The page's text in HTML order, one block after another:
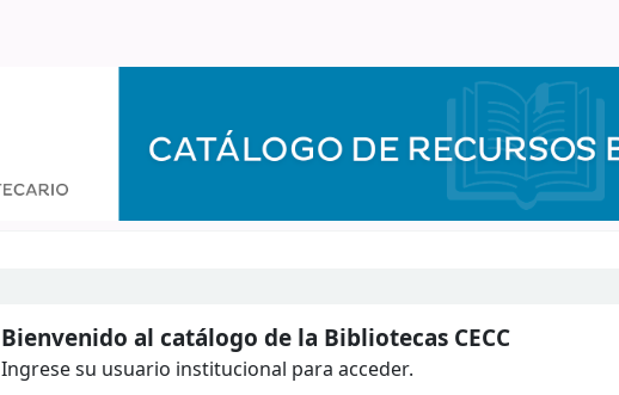
Bienvenido al catálogo de la Bibliotecas CECC
Ingrese su usuario institucional para acceder.